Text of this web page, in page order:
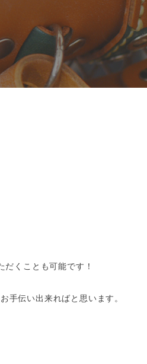
くことも可能です！
手伝い出来ればと思います。